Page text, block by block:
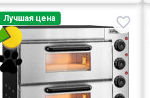
Лучшая цена